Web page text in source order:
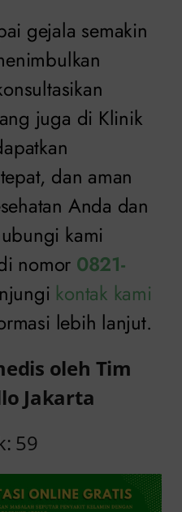
gejala semakin
juga di Klinik
dan aman
Anda dan
kami
nomor 0821-
kontak kami
lebih lanjut.
oleh Tim
Jakarta
59